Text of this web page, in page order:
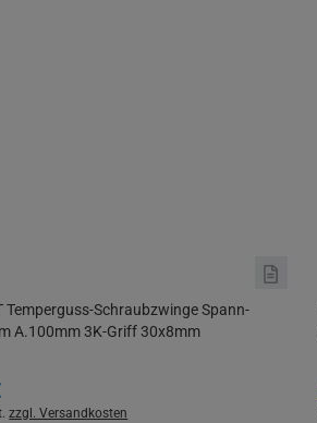
Temperguss-Schraubzwinge Spann-
A.100mm 3K-Griff 30x8mm
zzgl. Versandkosten